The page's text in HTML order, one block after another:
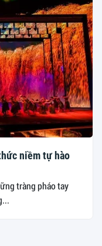
niềm tự hào
tràng pháo tay